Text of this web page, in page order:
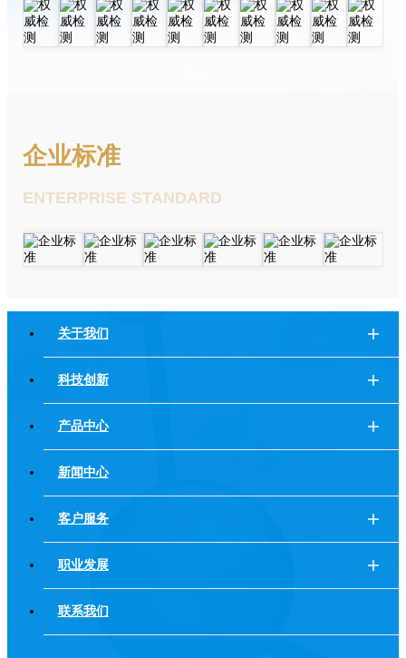
企业标准
ENTERPRISE STANDARD
关于我们
科技创新
产品中心
新闻中心
客户服务
职业发展
联系我们